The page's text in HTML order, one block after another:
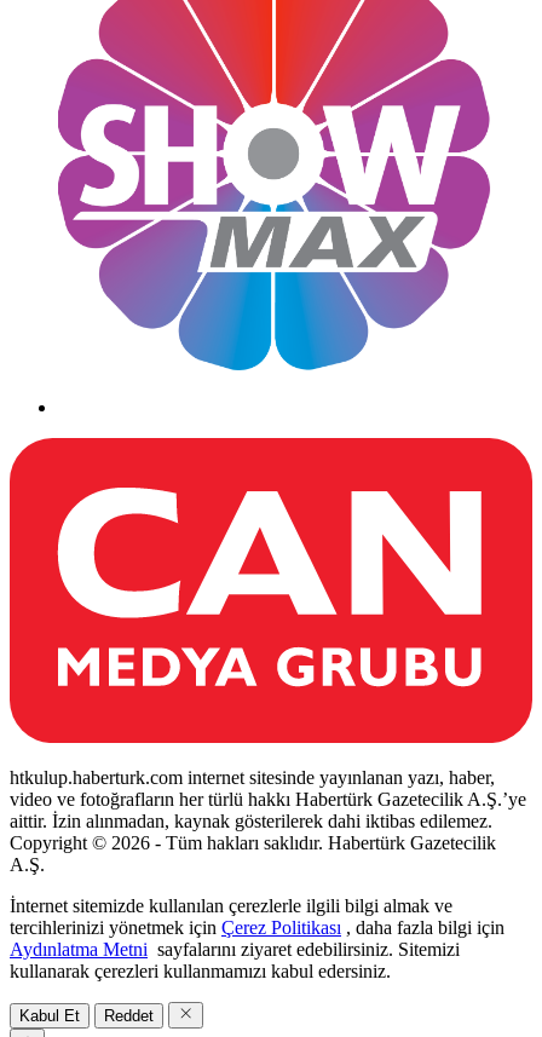
htkulup.haberturk.com internet sitesinde yayınlanan yazı, haber,
video ve fotoğrafların her türlü hakkı Habertürk Gazetecilik A.Ş.’ye
aittir. İzin alınmadan, kaynak gösterilerek dahi iktibas edilemez.
Copyright © 2026 - Tüm hakları saklıdır. Habertürk Gazetecilik
A.Ş.
İnternet sitemizde kullanılan çerezlerle ilgili bilgi almak ve
tercihlerinizi yönetmek için Çerez Politikası , daha fazla bilgi için
Aydınlatma Metni sayfalarını ziyaret edebilirsiniz. Sitemizi
kullanarak çerezleri kullanmamızı kabul edersiniz.
Kabul Et Reddet